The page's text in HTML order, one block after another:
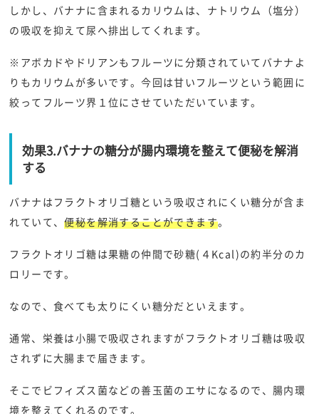
しかし、バナナに含まれるカリウムは、ナトリウム（塩分）
の吸収を抑えて尿へ排出してくれます。
※アボカドやドリアンもフルーツに分類されていてバナナよ
りもカリウムが多いです。今回は甘いフルーツという範囲に
絞ってフルーツ界１位にさせていただいています。
効果3.バナナの糖分が腸内環境を整えて便秘を解消
する
バナナはフラクトオリゴ糖という吸収されにくい糖分が含ま
れていて、便秘を解消することができます。
フラクトオリゴ糖は果糖の仲間で砂糖(４Kcal)の約半分のカ
ロリーです。
なので、食べても太りにくい糖分だといえます。
通常、栄養は小腸で吸収されますがフラクトオリゴ糖は吸収
されずに大腸まで届きます。
そこでビフィズス菌などの善玉菌のエサになるので、腸内環
境を整えてくれるのです。